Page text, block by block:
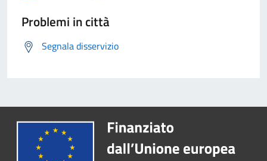
Problemi in città
Segnala disservizio